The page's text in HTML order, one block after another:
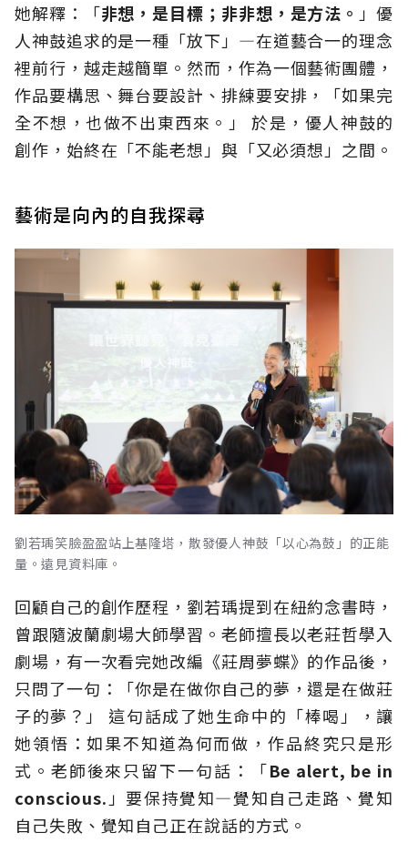
她解釋：「非想，是目標；非非想，是方法。 」優
人神鼓追求的是一種「放下」—在道藝合一的理念
裡前行，越走越簡單。然而，作為一個藝術團體，
作品要構思、舞台要設計、排練要安排，「如果完
全不想，也做不出東西來。」 於是，優人神鼓的
創作，始終在「不能老想」與「又必須想」之間。
藝術是向內的自我探尋
劉若瑀笑臉盈盈站上基隆塔，散發優人神鼓「以心為鼓」的正能
量。遠見資料庫。
回顧自己的創作歷程，劉若瑀提到在紐約念書時，
曾跟隨波蘭劇場大師學習。老師擅長以老莊哲學入
劇場，有一次看完她改編《莊周夢蝶》的作品後，
只問了一句：「你是在做你自己的夢，還是在做莊
子的夢？」 這句話成了她生命中的「棒喝」，讓
她領悟：如果不知道為何而做，作品終究只是形
式。老師後來只留下一句話：「Be alert, be in
conscious. 」要保持覺知—覺知自己走路、覺知
自己失敗、覺知自己正在說話的方式。